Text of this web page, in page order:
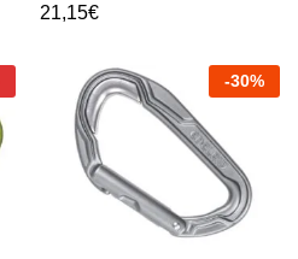
21,15€
-30%